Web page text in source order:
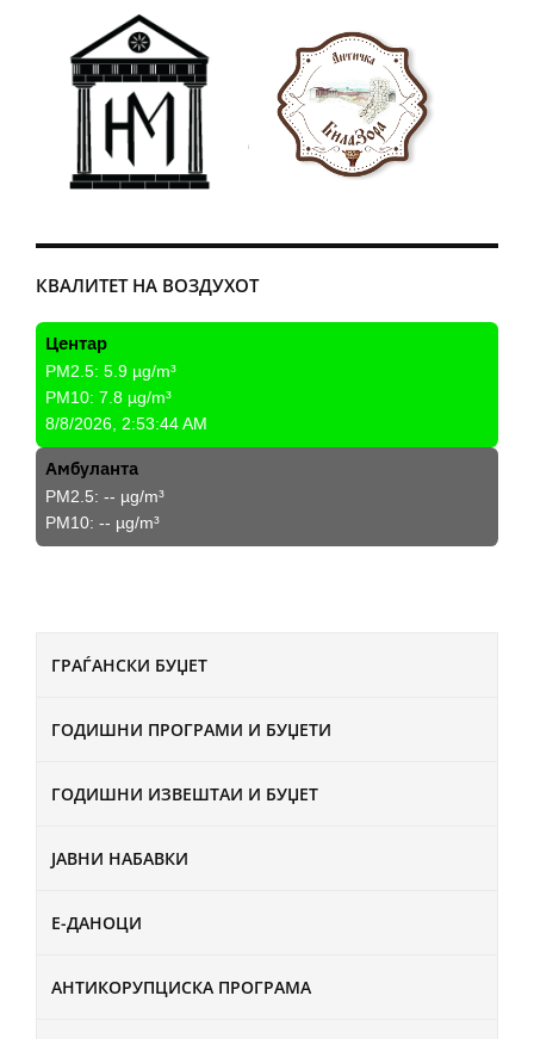
ГРАЃАНСКИ БУЏЕТ
ГОДИШНИ ПРОГРАМИ И БУЏЕТИ
ГОДИШНИ ИЗВЕШТАИ И БУЏЕТ
ЈАВНИ НАБАВКИ
Е-ДАНОЦИ
АНТИКОРУПЦИСКА ПРОГРАМА
КВАЛИТЕТ НА ВОЗДУХОТ
Центар
PM2.5: 5.9 µg/m³
PM10: 7.8 µg/m³
8/8/2026, 2:53:44 AM
Амбуланта
PM2.5: -- µg/m³
PM10: -- µg/m³